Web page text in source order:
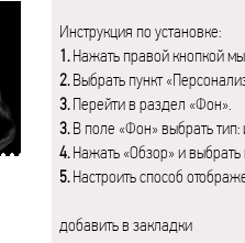
Инструкция по установке:
1.Нажать правой кнопкой
2.Выбрать пункт
3.Перейти в раздел «Фон».
3.В поле «Фон» выбрать
4.Нажать «Обзор» и выбрать
5.Настроить способ
добавить в закладки